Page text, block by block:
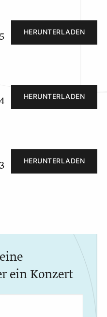
HERUNTERLADEN
HERUNTERLADEN
HERUNTERLADEN
ein Konzert